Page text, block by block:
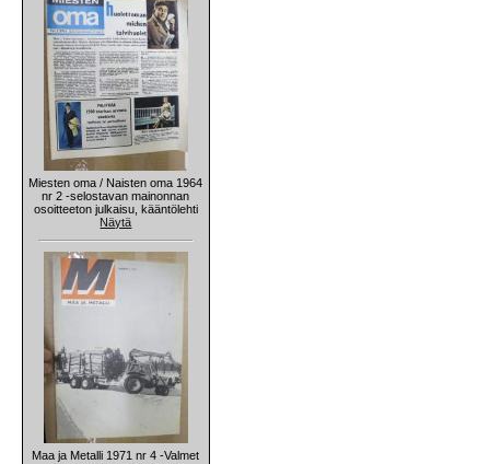
Miesten oma / Naisten oma 1964
nr 2 -selostavan mainonnan
osoitteeton julkaisu, kääntölehti
Näytä
Maa ja Metalli 1971 nr 4 -Valmet